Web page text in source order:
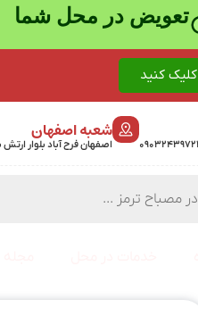
تعویض در محل شما
کلیک کنید
شعبه اصفهان
اصفهان فرح آباد بلوار ارتش بعد از